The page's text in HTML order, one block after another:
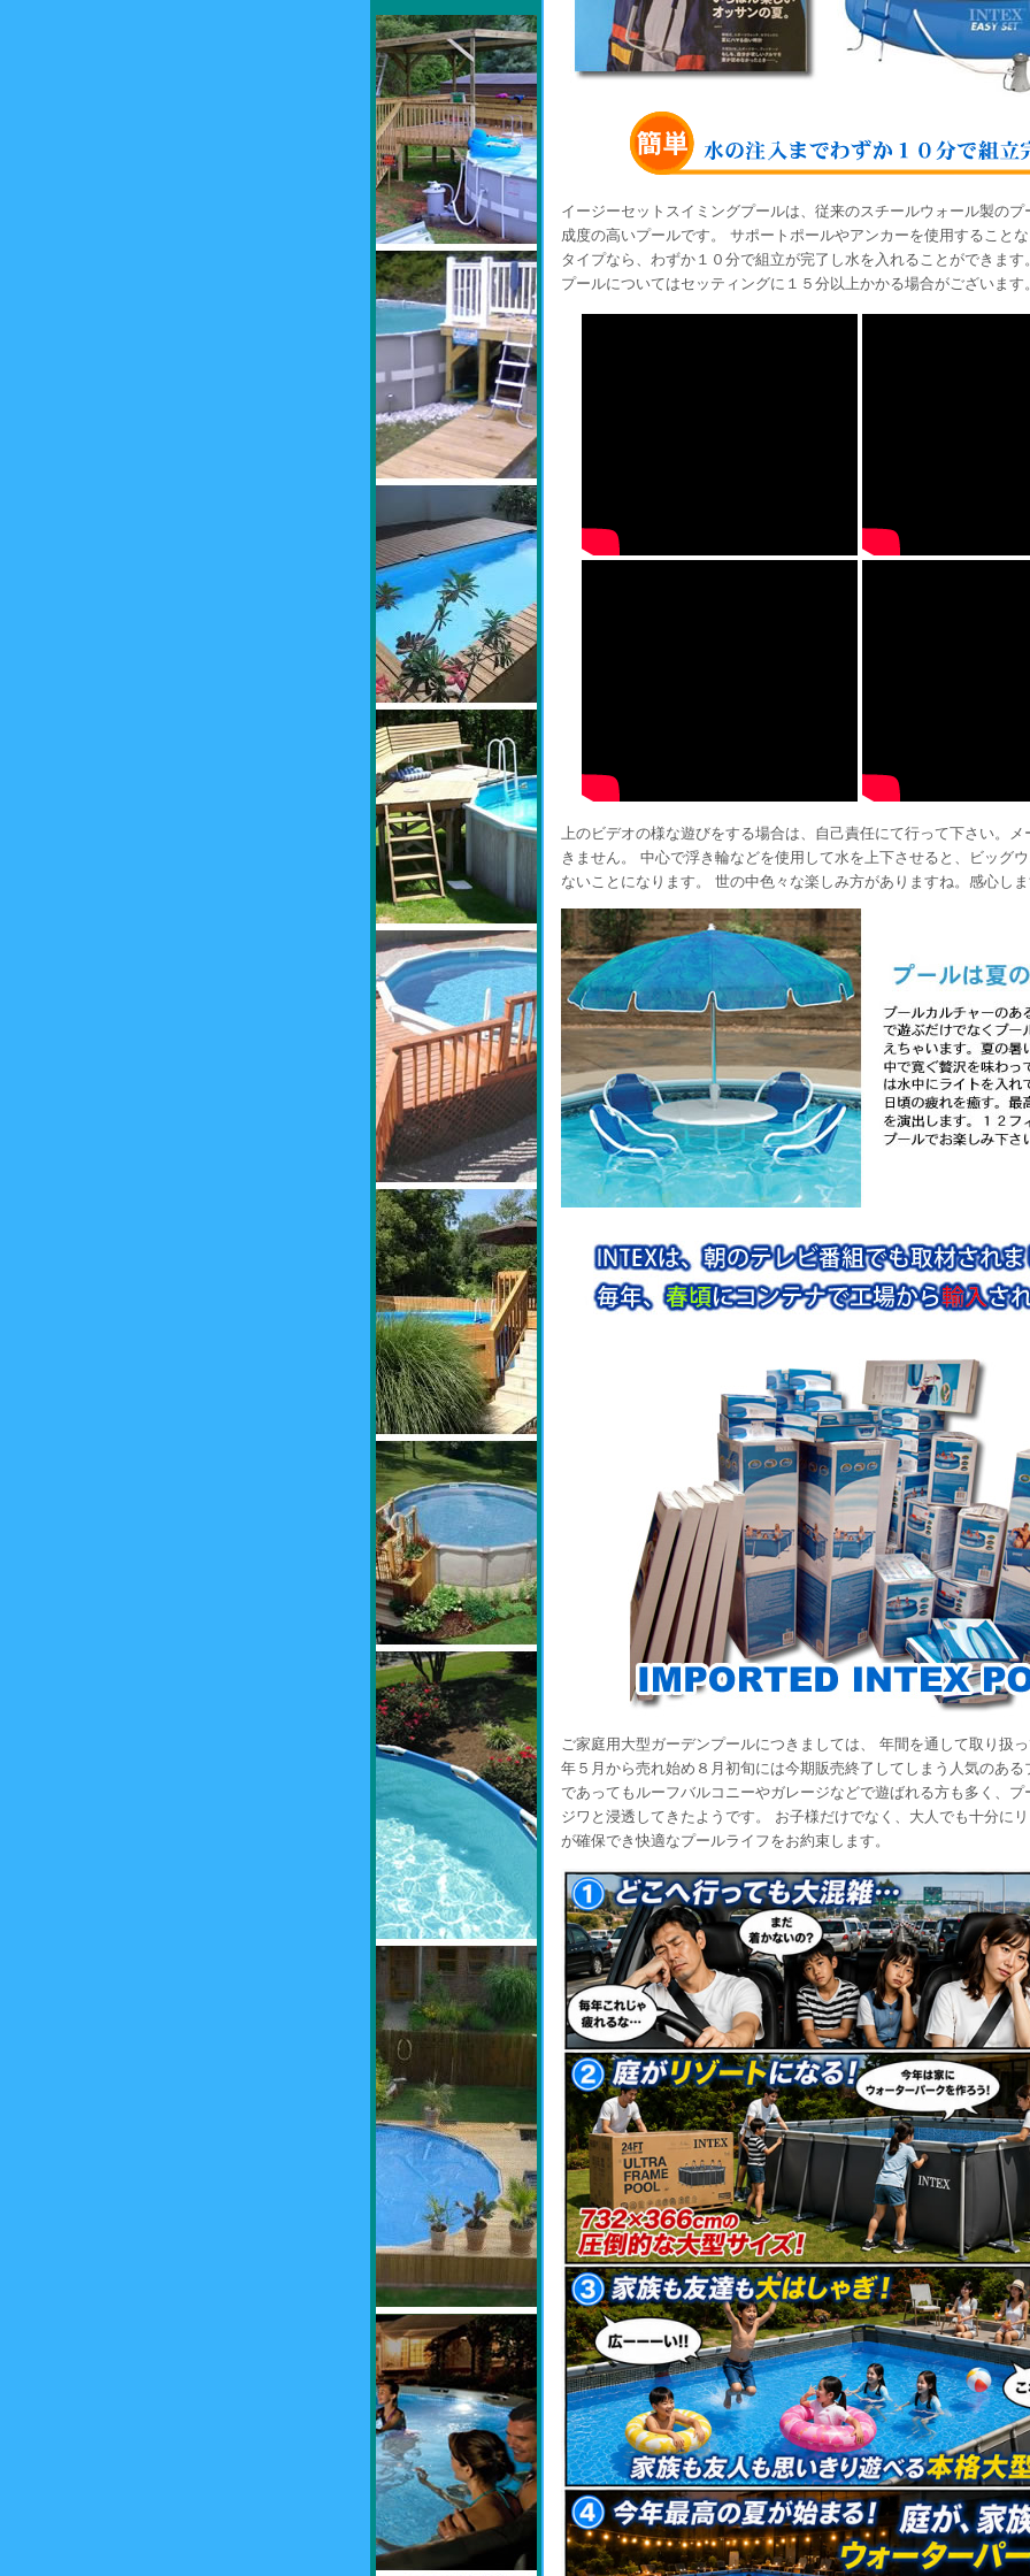
イージーセットプールの特徴と設営時間
イージーセットスイミングプールは、従来のスチールウォール製のプ
成度の高いプールです。 サポートポールやアンカーを使用すること
タイプなら、わずか１０分で組立が完了し水を入れることができま
プールについてはセッティングに１５分以上かかる場合がございます
上のビデオの様な遊びをする場合は、自己責任にて行って下さい。
きません。 中心で浮き輪などを使用して水を上下させると、ビッグ
ないことになります。 世の中色々な楽しみ方がありますね。感心し
家庭用大型INTEXプールの選び方と人気モデ
ご家庭用大型ガーデンプールにつきましては、 年間を通して取り扱
年５月から売れ始め８月初旬には今期販売終了してしまう人気のある
であってもルーフバルコニーやガレージなどで遊ばれる方も多く、プ
ジワと浸透してきたようです。 お子様だけでなく、大人でも十分に
が確保でき快適なプールライフをお約束します。